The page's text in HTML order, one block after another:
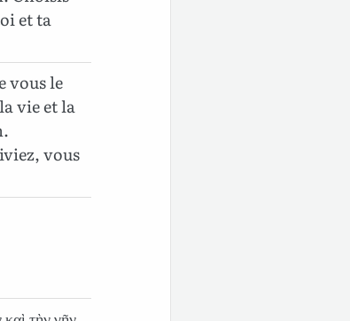
et ta
vous le
vie et la
vous